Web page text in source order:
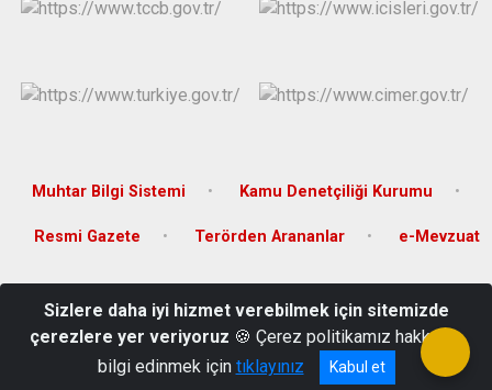
Muhtar Bilgi Sistemi Kamu Denetçiliği Kurumu
Resmi Gazete Terörden Arananlar e-Mevzuat
15 Temmuz Caddesi No:61 Kat:2 Ceylanpınar-Şanlıurfa
Telefon: +90 414 471 41 71
Sizlere daha iyi hizmet verebilmek için sitemizde
çerezlere yer veriyoruz 🍪 Çerez politikamız hakkında
bilgi edinmek için tıklayınız Kabul et